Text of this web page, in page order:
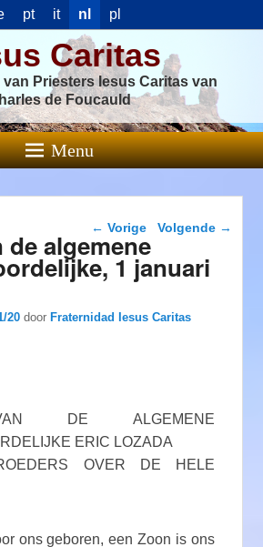
pt it nl pl
Caritas
Priesters Iesus Caritas van
de Foucauld
Menu
Berichtnavigatie
← Vorige Volgende →
de algemene
1 januari
20 doorFraternidad Iesus Caritas
DE ALGEMENE
ERIC LOZADA
OVER DE HELE
ons geboren, een Zoon is ons